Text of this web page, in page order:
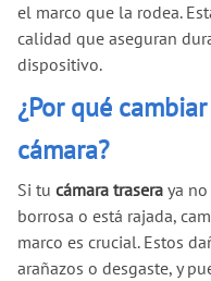
el marco que la rodea.
calidad que aseguran
dispositivo.
¿Por qué
cámara?
Si tu cámara trasera ya
borrosa o está rajada,
marco es crucial. Estos
arañazos o desgaste, y